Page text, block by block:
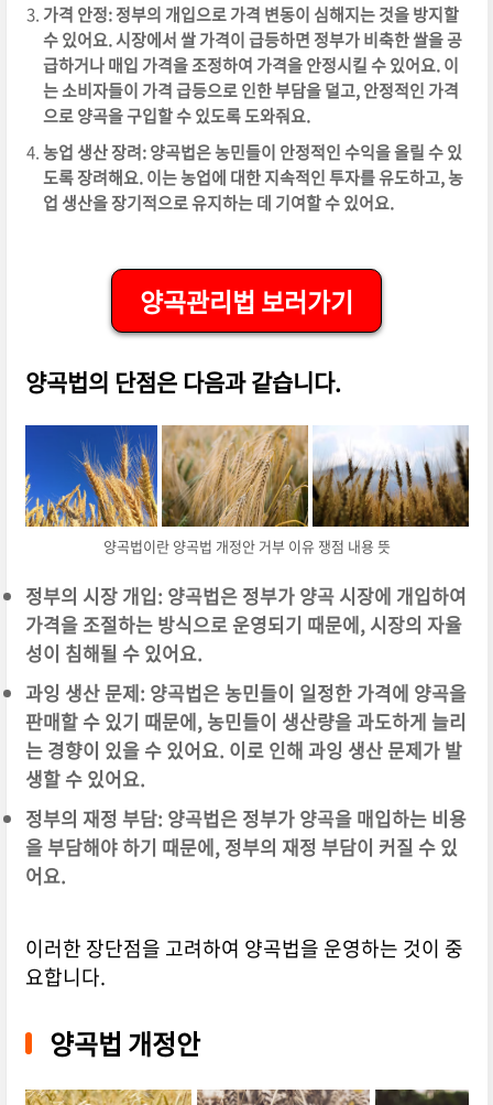
가격 안정: 정부의 개입으로 가격 변동이 심해지는 것을 방지할
수 있어요. 시장에서 쌀 가격이 급등하면 정부가 비축한 쌀을 공
급하거나 매입 가격을 조정하여 가격을 안정시킬 수 있어요. 이
는 소비자들이 가격 급등으로 인한 부담을 덜고, 안정적인 가격
으로 양곡을 구입할 수 있도록 도와줘요.
농업 생산 장려: 양곡법은 농민들이 안정적인 수익을 올릴 수 있
도록 장려해요. 이는 농업에 대한 지속적인 투자를 유도하고, 농
업 생산을 장기적으로 유지하는 데 기여할 수 있어요.
양곡관리법 보러가기
양곡법의 단점은 다음과 같습니다.
양곡법이란 양곡법 개정안 거부 이유 쟁점 내용 뜻
정부의 시장 개입: 양곡법은 정부가 양곡 시장에 개입하여
가격을 조절하는 방식으로 운영되기 때문에, 시장의 자율
성이 침해될 수 있어요.
과잉 생산 문제: 양곡법은 농민들이 일정한 가격에 양곡을
판매할 수 있기 때문에, 농민들이 생산량을 과도하게 늘리
는 경향이 있을 수 있어요. 이로 인해 과잉 생산 문제가 발
생할 수 있어요.
정부의 재정 부담: 양곡법은 정부가 양곡을 매입하는 비용
을 부담해야 하기 때문에, 정부의 재정 부담이 커질 수 있
어요.
이러한 장단점을 고려하여 양곡법을 운영하는 것이 중
요합니다.
양곡법 개정안